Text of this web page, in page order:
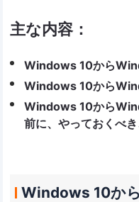
主な内容：
Windows 10から
Windows 10から
Windows 10から
前に、やっておくべ
Windows 10か